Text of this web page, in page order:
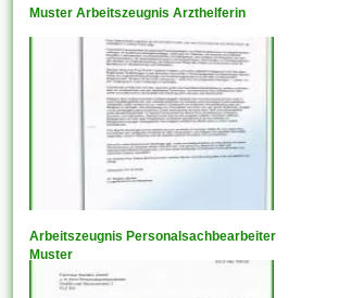
Muster Arbeitszeugnis Arzthelferin
Arbeitszeugnis Personalsachbearbeiter
Muster